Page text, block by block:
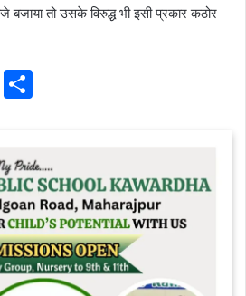
बजाया तो उसके विरुद्ध भी इसी प्रकार कठोर
T
e